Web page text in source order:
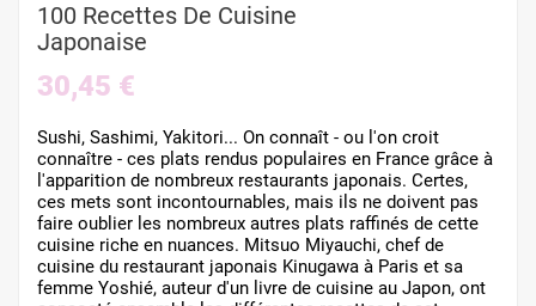
100 Recettes De Cuisine
Japonaise
30,45 €
Sushi, Sashimi, Yakitori... On connaît - ou l'on croit
connaître - ces plats rendus populaires en France grâce à
l'apparition de nombreux restaurants japonais. Certes,
ces mets sont incontournables, mais ils ne doivent pas
faire oublier les nombreux autres plats raffinés de cette
cuisine riche en nuances. Mitsuo Miyauchi, chef de
cuisine du restaurant japonais Kinugawa à Paris et sa
femme Yoshié, auteur d'un livre de cuisine au Japon, ont